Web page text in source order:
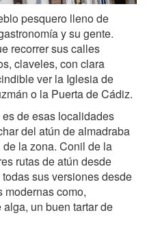
pesquero lleno de
y su gente.
recorrer sus calles
claveles, con clara
ver la Iglesia de
o la Puerta de Cádiz.
de esas localidades
del atún de almadraba
la zona. Conil de la
rutas de atún desde
sus versiones desde
modernas como,
un buen tartar de